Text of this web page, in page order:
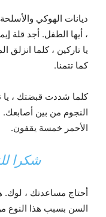
ديانات الهوكي
، أيها الطفل. أجد قلة
يا تاركين ، كلما
كما تتمنا.
كلما شددت قبضتك ، يا
النجوم من بين
الأحمر خمسة يقفون.
شكرا
أحتاج مساعدتك ،
السن بسبب هذا النوع